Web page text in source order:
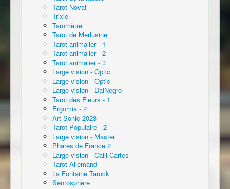
Tarot Novat
Trixie
Taromètre
Tarot de Merlusine
Tarot animalier - 1
Tarot animalier - 2
Tarot animalier - 3
Large vision - Optic
Large vision - Optic
Large vision - DalNegro
Tarot des Fleurs - 1
Ergomia - 2
Art Sonic 2023
Tarot Populaire - 2
Large vision - Master
Phares de France 2
Large vision - Calli Cartes
Tarot Allemand
La Fontaine Tarock
Sentosphère